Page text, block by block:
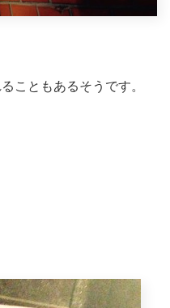
こともあるそうです。